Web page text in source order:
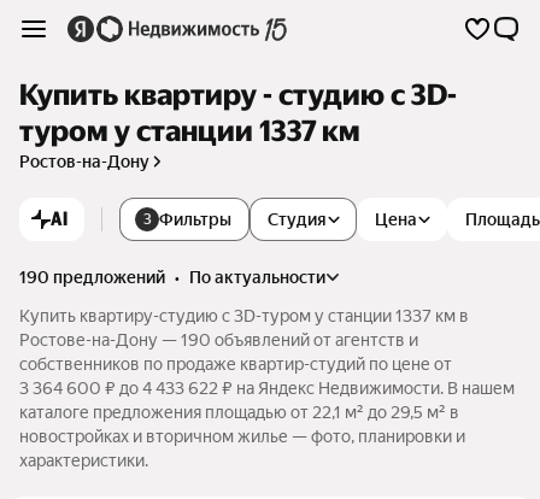
Купить квартиру - студию c 3D-
туром у станции 1337 км
Ростов-на-Дону
AI 3 Фильтры Студия Цена Площадь
190 предложений •
по актуальности
Купить квартиру-студию c 3D-туром у станции 1337 км в
Ростове-на-Дону — 190 объявлений от агентств и
собственников по продаже квартир-студий по цене от
3 364 600 ₽ до 4 433 622 ₽ на Яндекс Недвижимости. В нашем
каталоге предложения площадью от 22,1 м² до 29,5 м² в
новостройках и вторичном жилье — фото, планировки и
характеристики.